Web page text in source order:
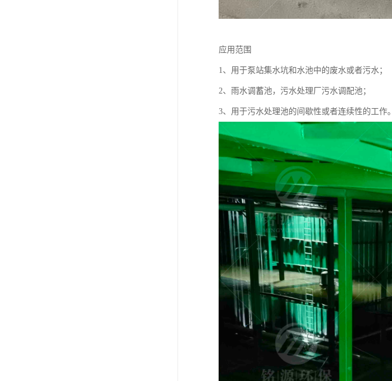
应用范围
1、用于泵站集水坑和水池中的废水或者污水；
2、雨水调蓄池，污水处理厂污水调配池；
3、用于污水处理池的间歇性或者连续性的工作。